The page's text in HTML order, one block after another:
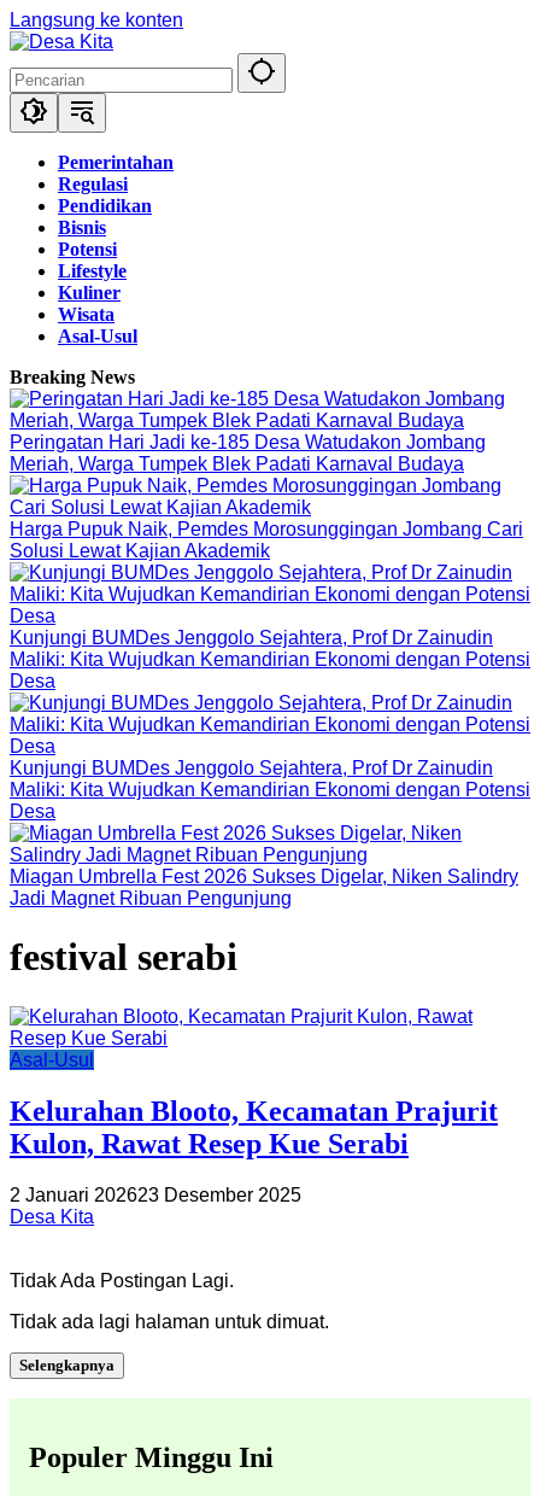
Langsung ke konten
Pemerintahan
Regulasi
Pendidikan
Bisnis
Potensi
Lifestyle
Kuliner
Wisata
Asal-Usul
Breaking News
Peringatan Hari Jadi ke-185 Desa Watudakon Jombang
Meriah, Warga Tumpek Blek Padati Karnaval Budaya
Harga Pupuk Naik, Pemdes Morosunggingan Jombang Cari
Solusi Lewat Kajian Akademik
Kunjungi BUMDes Jenggolo Sejahtera, Prof Dr Zainudin
Maliki: Kita Wujudkan Kemandirian Ekonomi dengan Potensi
Desa
Kunjungi BUMDes Jenggolo Sejahtera, Prof Dr Zainudin
Maliki: Kita Wujudkan Kemandirian Ekonomi dengan Potensi
Desa
Miagan Umbrella Fest 2026 Sukses Digelar, Niken Salindry
Jadi Magnet Ribuan Pengunjung
festival serabi
Asal-Usul
Kelurahan Blooto, Kecamatan Prajurit
Kulon, Rawat Resep Kue Serabi
2 Januari 202623 Desember 2025
Desa Kita
Tidak Ada Postingan Lagi.
Tidak ada lagi halaman untuk dimuat.
Selengkapnya
Populer Minggu Ini